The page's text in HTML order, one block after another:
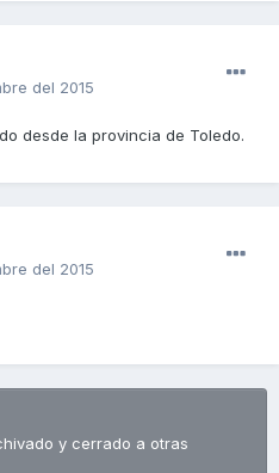
del 2015
desde la provincia de Toledo.
del 2015
y cerrado a otras